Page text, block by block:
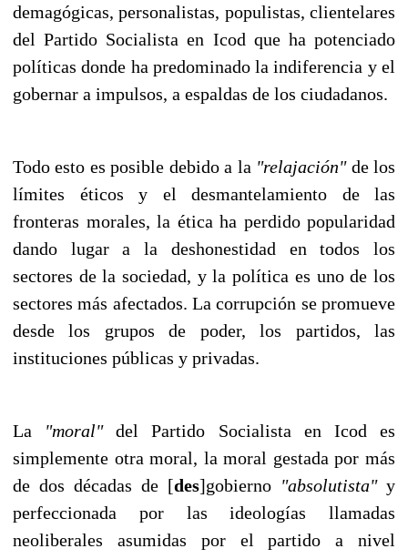
demagógicas, personalistas, populistas, clientelares
del Partido Socialista en Icod que ha potenciado
políticas donde ha predominado la indiferencia y el
gobernar a impulsos, a espaldas de los ciudadanos.
Todo esto es posible debido a la "relajación"de los
límites éticos y el desmantelamiento de las
fronteras morales, la ética ha perdido popularidad
dando lugar a la deshonestidad en todos los
sectores de la sociedad, y la política es uno de los
sectores más afectados. La corrupción se promueve
desde los grupos de poder, los partidos, las
instituciones públicas y privadas.
La "moral"del Partido Socialista en Icod es
simplemente otra moral, la moral gestada por más
de dos décadas de [des]gobierno "absolutista"y
perfeccionada por las ideologías llamadas
neoliberales asumidas por el partido a nivel